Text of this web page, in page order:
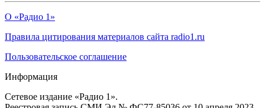
О «Радио 1»
Правила цитирования материалов сайта radio1.ru
Пользовательское соглашение
Информация
Сетевое издание «Радио 1».